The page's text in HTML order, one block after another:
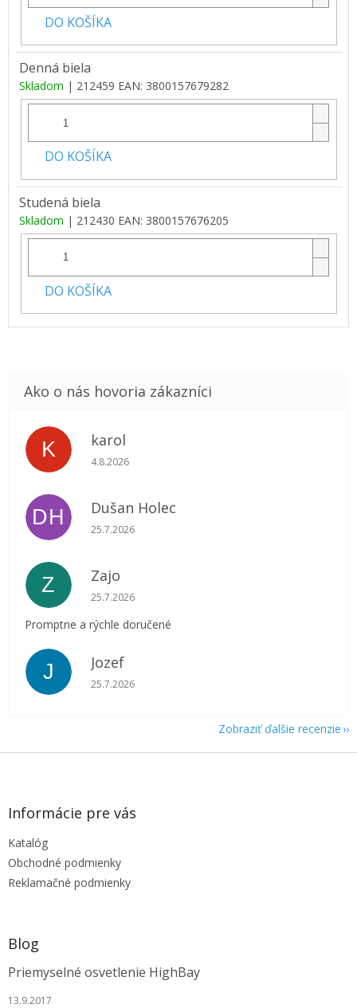
DO KOŠÍKA
Denná biela
Skladom | 212459 EAN: 3800157679282
DO KOŠÍKA
Studená biela
Skladom | 212430 EAN: 3800157676205
DO KOŠÍKA
K karol
Hodnotenie obchodu je 5 z 5 hviezdičiek.
4.8.2026
DH Dušan Holec
Hodnotenie obchodu je 5 z 5 hviezdičiek.
25.7.2026
Z Zajo
Hodnotenie obchodu je 5 z 5 hviezdičiek.
25.7.2026
Promptne a rýchle doručené
J Jozef
Hodnotenie obchodu je 5 z 5 hviezdičiek.
25.7.2026
Zobraziť ďalšie recenzie
Z
Informácie pre vás
Katalóg
Obchodné podmienky
Reklamačné podmienky
Blog
Priemyselné osvetlenie HighBay
13.9.2017